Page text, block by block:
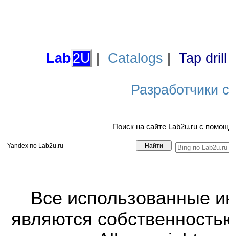
Lab2U Catalogs Tap
Разработчики
Поиск на сайте Lab2u.ru с
Все использованные
являются